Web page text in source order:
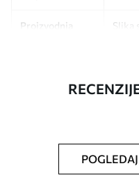
Proizvodnja
Slika